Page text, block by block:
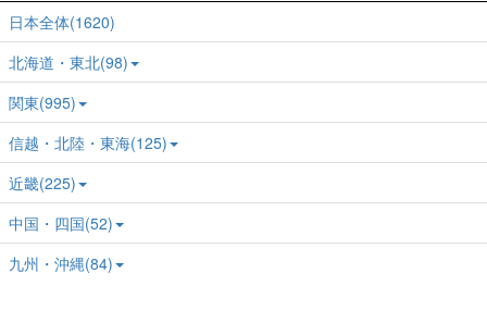
日本全体(1620)
北海道・東北(98)
関東(995)
信越・北陸・東海(125)
近畿(225)
中国・四国(52)
九州・沖縄(84)